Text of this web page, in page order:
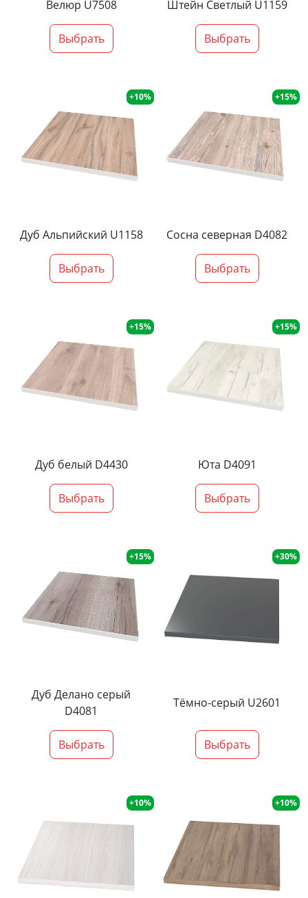
Велюр U7508
Выбрать
Штейн Светлый U1159
Выбрать
+10%
Дуб Альпийский U1158
Выбрать
+15%
Сосна северная D4082
Выбрать
+15%
Дуб белый D4430
Выбрать
+15%
Юта D4091
Выбрать
+15%
Дуб Делано серый
D4081
Выбрать
+30%
Тёмно-серый U2601
Выбрать
+10% +10%